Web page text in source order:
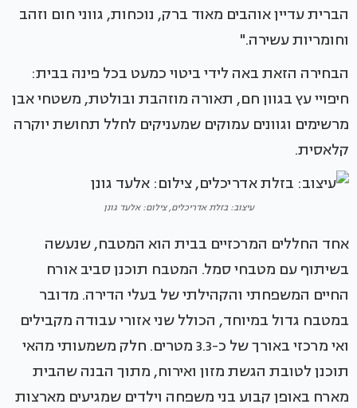
הברית עדיין אוהבים מאוד ברק, נוכחות, גווני חום וזהב
וחומריות עשירה."
הבחירה הזאת באה לידי ביטוי כמעט בכל פינה בבית:
חיפויי עץ בגוון חם, תאורה מוזהבת ובולטת, משטחי אבן
מרשימים וגוונים עמוקים שמעניקים לחלל תחושת יוקרה
קלאסית.
עיצוב: בזלת אדריכלים, צילום: אלעד גונן
אחד החללים המרכזיים בבית הוא המטבח, שנעשה
בשיתוף עם מטבחי סמל. המטבח תוכנן סביב אורח
החיים המשפחתי והקהילתי של בעלי הדירה. מדובר
במטבח גדול במיוחד, הכולל שני אזורי עבודה מקבילים
ואי מרכזי באורך של כ-3.3 מטרים. חלק משמעותי מהאי
תוכנן לטובת הגשת מזון ואירוח, מתוך הבנה שהבית
מארח באופן קבוע בני משפחה וילדים שמגיעים מארצות